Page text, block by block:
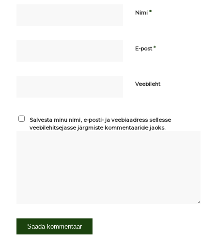
Nimi *
E-post*
Veebileht
Salvesta minu nimi, e-posti- ja veebiaadress sellesse
veebilehitsejasse järgmiste kommentaaride jaoks.